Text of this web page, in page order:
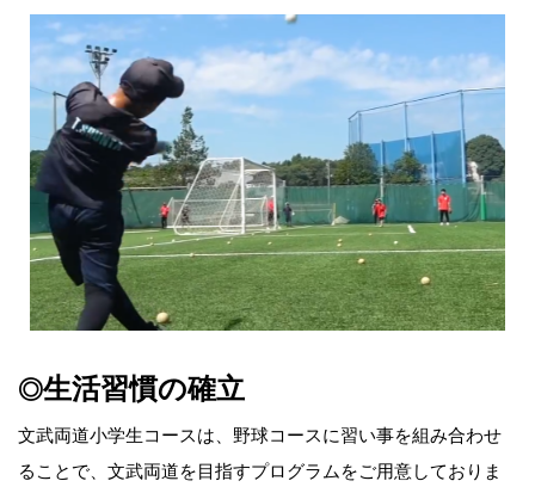
◎生活習慣の確立
文武両道小学生コースは、野球コースに習い事を組み合わせ
ることで、文武両道を目指すプログラムをご用意しておりま